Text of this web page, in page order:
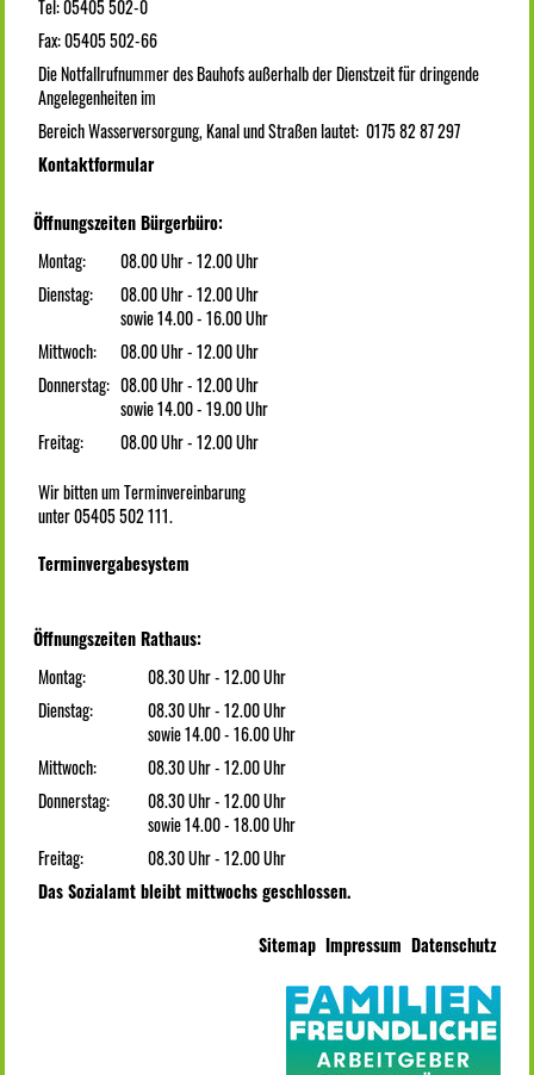
Tel: 05405 502-0
Fax: 05405 502-66
Die Notfallrufnummer des Bauhofs außerhalb der Dienstzeit für dringende
Angelegenheiten im
Bereich Wasserversorgung, Kanal und Straßen lautet: 0175 82 87 297
Kontaktformular
Öffnungszeiten Bürgerbüro:
Montag:
08.00 Uhr - 12.00 Uhr
Dienstag:
08.00 Uhr - 12.00 Uhr
sowie 14.00 - 16.00 Uhr
Mittwoch:
08.00 Uhr - 12.00 Uhr
Donnerstag: 08.00 Uhr - 12.00 Uhr
sowie 14.00 - 19.00 Uhr
Freitag:
08.00 Uhr - 12.00 Uhr
Wir bitten um Terminvereinbarung
unter 05405 502 111.
Terminvergabesystem
Öffnungszeiten Rathaus:
Montag:
08.30 Uhr - 12.00 Uhr
Dienstag:
08.30 Uhr - 12.00 Uhr
sowie 14.00 - 16.00 Uhr
Mittwoch:
08.30 Uhr - 12.00 Uhr
Donnerstag:
08.30 Uhr - 12.00 Uhr
sowie 14.00 - 18.00 Uhr
Freitag:
08.30 Uhr - 12.00 Uhr
Das Sozialamt bleibt mittwochs geschlossen.
Sitemap Impressum Datenschutz